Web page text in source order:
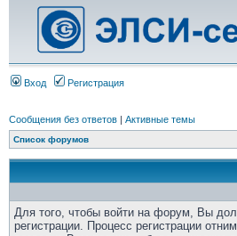
Вход Регистрация
Сообщения без ответов | Активные темы
Список форумов
Для того, чтобы войти на форум, Вы
регистрации. Процесс регистрации